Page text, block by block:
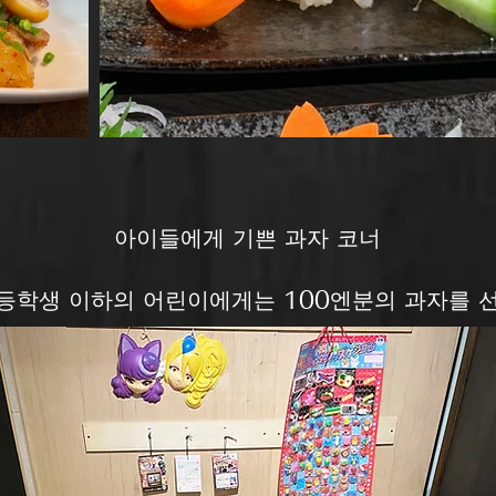
아이들에게 기쁜 과자 코너
학생 이하의 어린이에게는 100엔분의 과자를